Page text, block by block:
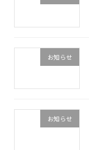
お知らせ
お知らせ